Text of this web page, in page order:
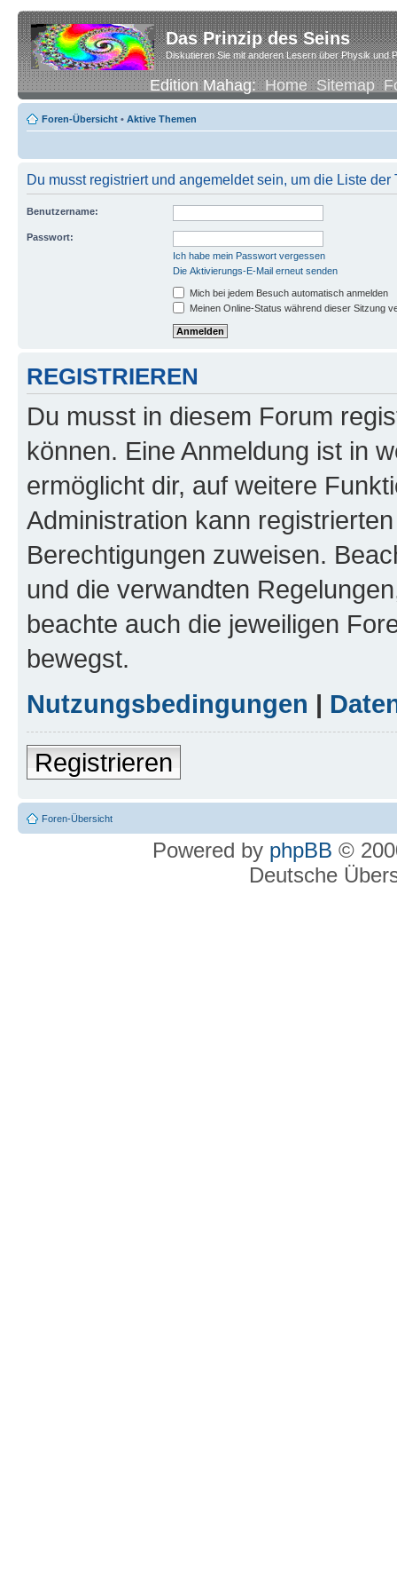
Das Prinzip des Seins
Diskutieren Sie mit anderen Lesern über Physik und
Edition Mahag:Home Sitemap
Foren-Übersicht • Aktive Themen
Du musst registriert und angemeldet sein, um die Liste
Benutzername:
Passwort:
Ich habe mein Passwort vergessen
Die Aktivierungs-E-Mail erneut senden
Mich bei jedem Besuch automatisch anmelden
Meinen Online-Status während dieser Sitzung
REGISTRIEREN
Du musst in diesem Forum
können. Eine Anmeldung ist in
ermöglicht dir, auf weitere
Administration kann
Berechtigungen zuweisen.
und die verwandten
beachte auch die jeweiligen
bewegst.
Nutzungsbedingungen |
Registrieren
Foren-Übersicht
Powered by phpBB ©
Deutsche